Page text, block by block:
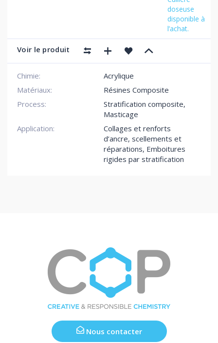
doseuse
disponible à
l’achat.
Voir le produit
Chimie:
Acrylique
Matériaux:
Résines Composite
Process:
Stratification composite,
Masticage
Application:
Collages et renforts
d’ancre, scellements et
réparations, Emboitures
rigides par stratification
Nous contacter